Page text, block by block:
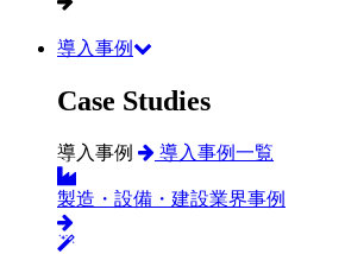
導入事例
Case Studies
導入事例 導入事例一覧
製造・設備・建設業界事例